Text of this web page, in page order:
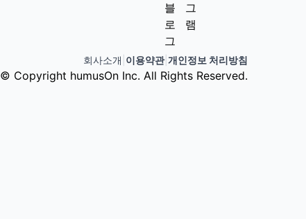
회사소개 이용약관| 개인정보 처리방침
© Copyright humusOn Inc. All Rights Reserved.